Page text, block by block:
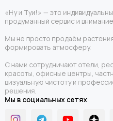
«Ну и Туи!» — это
продуманный сервис и
Мы не просто продаём
формировать атмосферу.
С нами сотрудничают отели,
красоты, офисные центры,
визуальную чистоту и
решения.
Мы в социальных сетях